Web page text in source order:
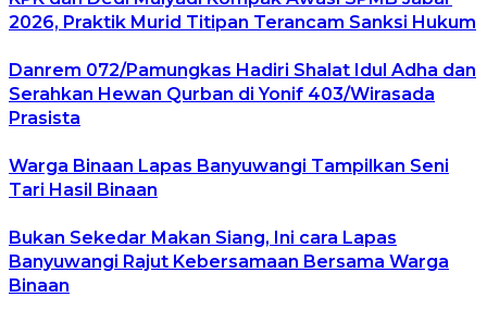
2026, Praktik Murid Titipan Terancam Sanksi Hukum
Danrem 072/Pamungkas Hadiri Shalat Idul Adha dan
Serahkan Hewan Qurban di Yonif 403/Wirasada
Prasista
Warga Binaan Lapas Banyuwangi Tampilkan Seni
Tari Hasil Binaan
Bukan Sekedar Makan Siang, Ini cara Lapas
Banyuwangi Rajut Kebersamaan Bersama Warga
Binaan